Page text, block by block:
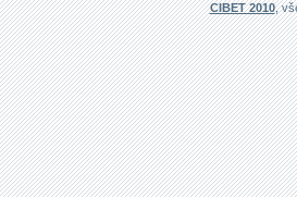
CIBET 2010,